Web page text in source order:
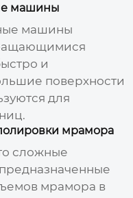
машины
машины
и
поверхности
для
мрамора
сложные
мрамора в